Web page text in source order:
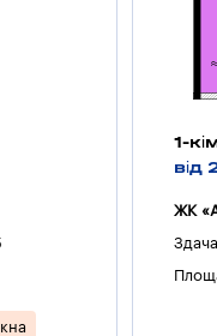
1-
від
ЖК